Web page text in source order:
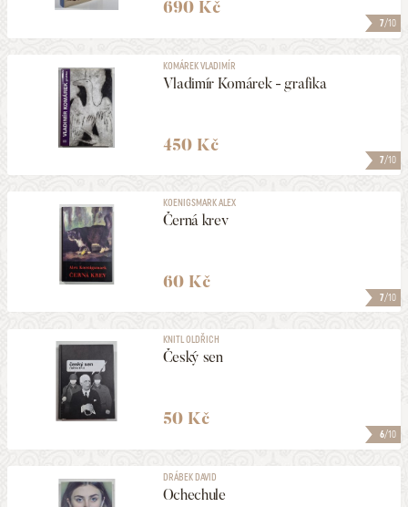
7/10
690 Kč
7/10
KOMÁREK VLADIMÍR
Vladimír Komárek - grafika
450 Kč
7/10
KOENIGSMARK ALEX
Černá krev
60 Kč
6/10
KNITL OLDŘICH
Český sen
50 Kč
DRÁBEK DAVID
Ochechule